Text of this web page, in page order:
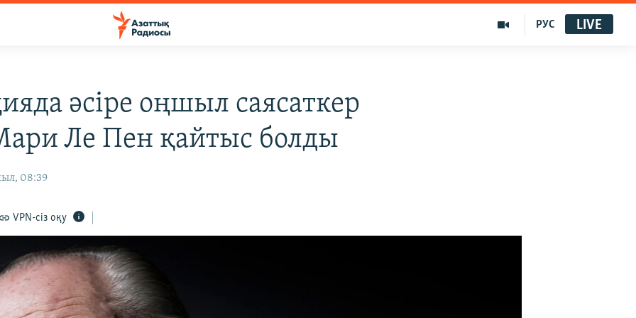
РУС LIVE
әсіре оңшыл саясаткер
Ле Пен қайтыс болды
08:39
VPN-сіз оқу